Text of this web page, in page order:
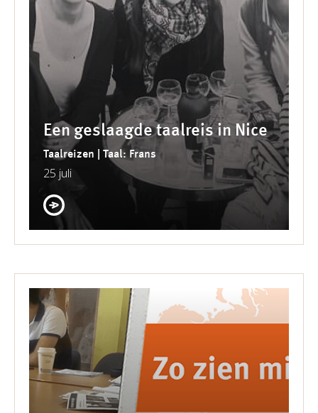
Een geslaagde taalreis in Nice
Taalreizen | Taal: Frans
25 juli